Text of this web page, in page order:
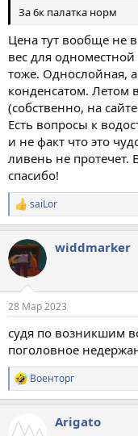
За 6к палатка норм
Цена тут вообще не
вес для
тоже. Однослойная,
конденсатом. Летом
(собственно, на
Есть вопросы к
и не факт что это
ливень не протечет.
спасибо!
Р
е
к
ц
и
saiLor
widdmarker
28 Мар 2023
судя по возникшим
поголовное
Р
е
к
Военторг
Arigato